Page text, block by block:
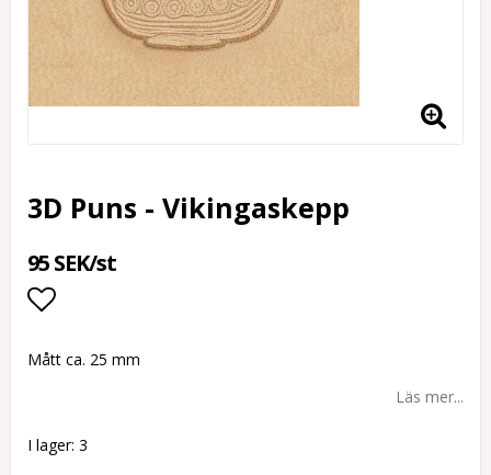
3D Puns - Vikingaskepp
95 SEK/st
Lägg till i favoritlistan
Mått ca. 25 mm
Läs mer...
I lager: 3